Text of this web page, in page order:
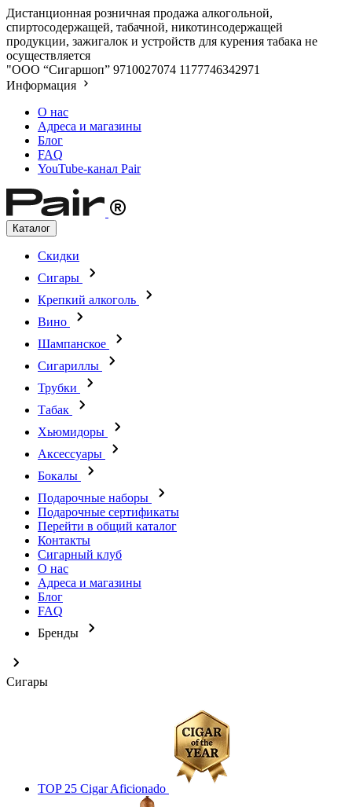
Дистанционная розничная продажа алкогольной,
спиртосодержащей, табачной, никотинсодержащей
продукции, зажигалок и устройств для курения табака не
осуществляется
"ООО “Сигаршоп” 9710027074 1177746342971
Информация
О нас
Адреса и магазины
Блог
FAQ
YouTube-канал Pair
Каталог
Скидки
Сигары
Крепкий алкоголь
Вино
Шампанское
Сигариллы
Трубки
Табак
Хьюмидоры
Аксессуары
Бокалы
Подарочные наборы
Подарочные сертификаты
Перейти в общий каталог
Контакты
Сигарный клуб
О нас
Адреса и магазины
Блог
FAQ
Бренды
Сигары
TOP 25 Cigar Aficionado